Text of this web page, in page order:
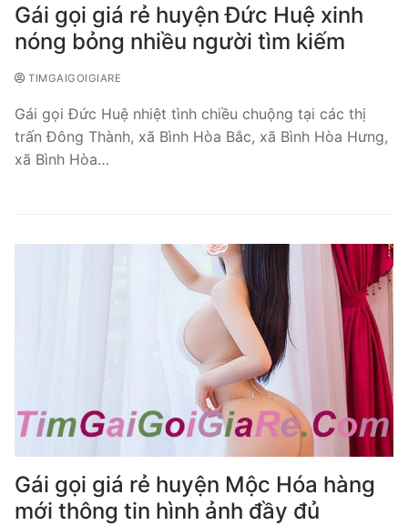
Gái gọi giá rẻ huyện Đức Huệ xinh
nóng bỏng nhiều người tìm kiếm
TIMGAIGOIGIARE
Gái gọi Đức Huệ nhiệt tình chiều chuộng tại các thị
trấn Đông Thành, xã Bình Hòa Bắc, xã Bình Hòa Hưng,
xã Bình Hòa…
Gái gọi giá rẻ huyện Mộc Hóa hàng
mới thông tin hình ảnh đầy đủ